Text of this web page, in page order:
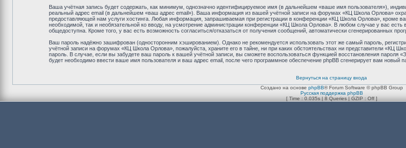
Ваша учётная запись будет содержать, как минимум, однозначно идентифицируемое имя (в дальнейшем «ваше имя пользователя»),
реальный адрес email (в дальнейшем «ваш адрес email»). Ваша информация из вашей учётной записи на форумах «КЦ Школа Орлова»
предоставляющей нам услуги хостинга. Любая информация, запрашиваемая при регистрации в конференции «КЦ Школа Орлова», кроме
необходимой, так и необязательной ко вводу, на усмотрение администрации конференции «КЦ Школа Орлова». В любом случае у вас
общедоступна. Кроме того, у вас есть возможность согласиться/отказаться от получения сообщений, автоматически сгенерированных
Ваш пароль надёжно зашифрован (односторонним хэшированием). Однако не рекомендуется использовать этот же самый пароль,
учётной записи на форумах «КЦ Школа Орлова», пожалуйста, храните его в тайне, ни при каких обстоятельствах ни представители «КЦ
пароль. В случае, если вы забудете ваш пароль к вашей учётной записи, вы сможете воспользоваться функцией восстановления
будет необходимо ввести ваше имя пользователя и ваш адрес email, после чего программное обеспечение phpBB сгенерирует вам новый
Вернуться на страницу входа
Создано на основе phpBB® Forum Software © phpBB Group
Русская поддержка phpBB
[ Time : 0.035s | 8 Queries | GZIP : Off ]